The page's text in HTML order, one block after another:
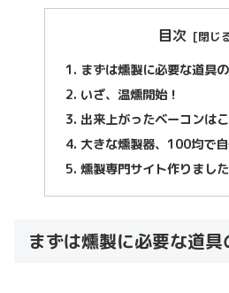
目次
まずは燻製に必要な道具
いざ、温燻開始！
出来上がったベーコンは
大きな燻製器、100均で
燻製専門サイト作りました
まずは燻製に必要な道具